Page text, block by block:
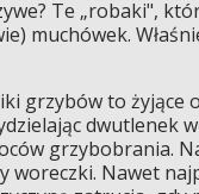
Te „robaki",
muchówek.
grzybów to
dwutlenek
grzybobrania.
woreczki. Nawet